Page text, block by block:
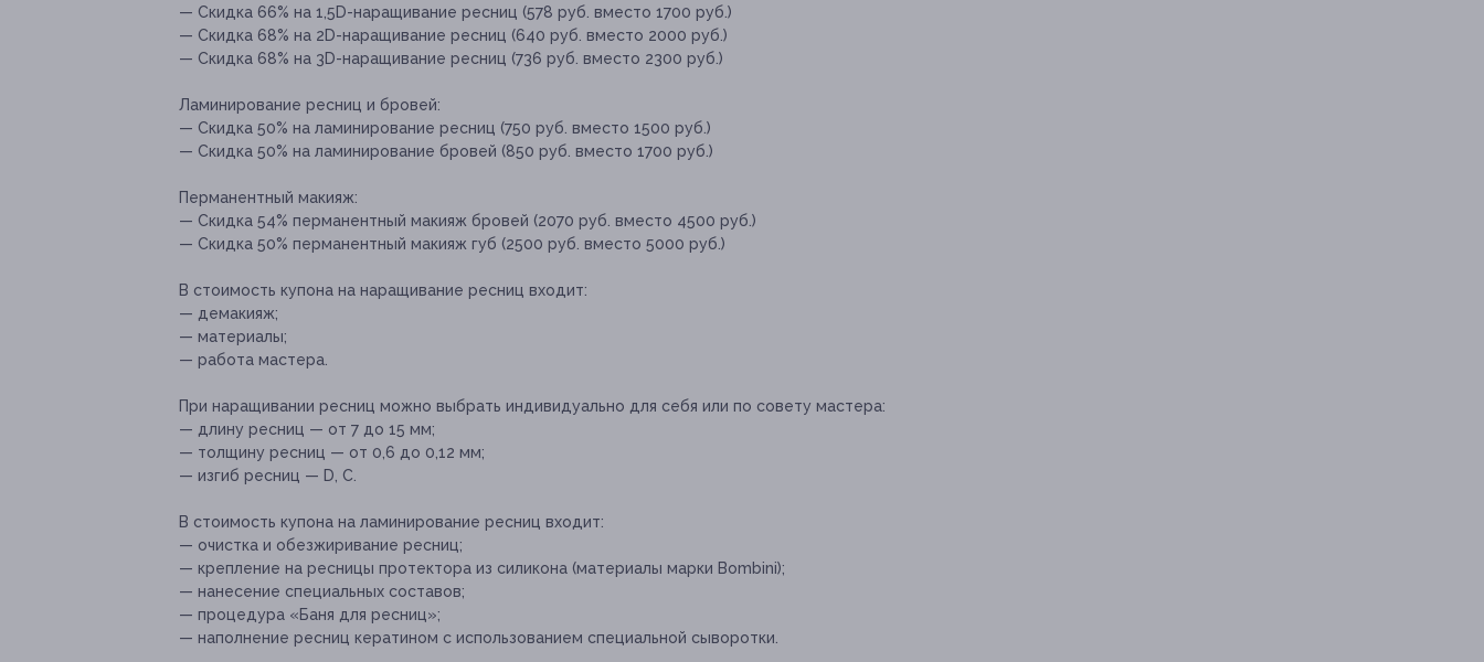
— Скидка 66% на 1,5D-наращивание ресниц (578 руб. вместо 1700 руб.)
— Скидка 68% на 2D-наращивание ресниц (640 руб. вместо 2000 руб.)
— Скидка 68% на 3D-наращивание ресниц (736 руб. вместо 2300 руб.)
Ламинирование ресниц и бровей:
— Скидка 50% на ламинирование ресниц (750 руб. вместо 1500 руб.)
— Скидка 50% на ламинирование бровей (850 руб. вместо 1700 руб.)
Перманентный макияж:
— Скидка 54% перманентный макияж бровей (2070 руб. вместо 4500 руб.)
— Скидка 50% перманентный макияж губ (2500 руб. вместо 5000 руб.)
В стоимость купона на наращивание ресниц входит:
— демакияж;
— материалы;
— работа мастера.
При наращивании ресниц можно выбрать индивидуально для себя или по совету мастера:
— длину ресниц — от 7 до 15 мм;
— толщину ресниц — от 0,6 до 0,12 мм;
— изгиб ресниц — D, C.
В стоимость купона на ламинирование ресниц входит:
— очистка и обезжиривание ресниц;
— крепление на ресницы протектора из силикона (материалы марки Bombini);
— нанесение специальных составов;
— процедура «Баня для ресниц»;
— наполнение ресниц кератином с использованием специальной сыворотки.